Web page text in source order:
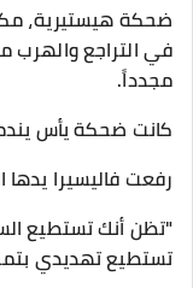
ضحكة هيستيرية،
في التراجع والهرب
مجدداً.
كانت ضحكة يأس
​رفعت فاليسيرا يدها
​"تظن أنك تستطيع
تستطيع تهديدي